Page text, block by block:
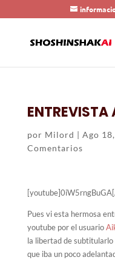
por Milord | Ago
Comentarios
Pues vi esta hermosa
youtube por el usuario
la libertad de subtitularlo
que iba un poco